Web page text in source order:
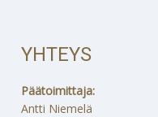
YHTEYS
Päätoimittaja:
Antti Niemelä